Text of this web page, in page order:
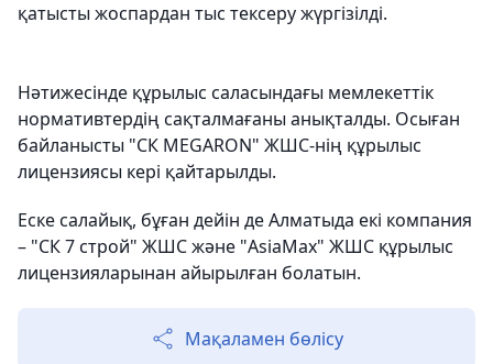
қатысты жоспардан тыс тексеру жүргізілді.
Нәтижесінде құрылыс саласындағы мемлекеттік
нормативтердің сақталмағаны анықталды. Осыған
байланысты "СК MEGARON" ЖШС-нің құрылыс
лицензиясы кері қайтарылды.
Еске салайық, бұған дейін де Алматыда екі компания
– "СК 7 строй" ЖШС және "AsiaMax" ЖШС құрылыс
лицензияларынан айырылған болатын.
Мақаламен бөлісу